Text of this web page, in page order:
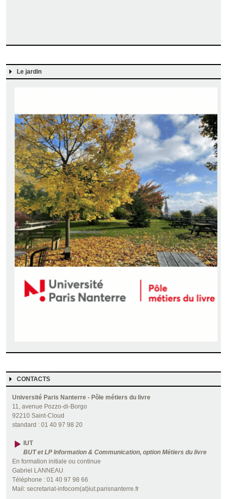
Le jardin
CONTACTS
Université Paris Nanterre - Pôle métiers du livre
11, avenue Pozzo-di-Borgo
92210 Saint-Cloud
standard : 01 40 97 98 20
IUT
BUT et LP Information & Communication, option Métiers du livre
En formation initiale ou continue
Gabriel LANNEAU
Téléphone : 01 40 97 98 66
Mail: secretariat-infocom(at)iut.parisnanterre.fr